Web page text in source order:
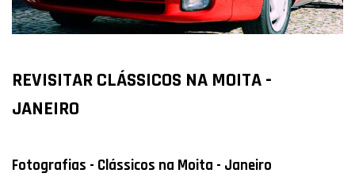
REVISITAR CLÁSSICOS NA MOITA -
JANEIRO
Fotografias - Clássicos na Moita - Janeiro